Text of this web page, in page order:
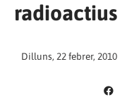
radioactius
Dilluns, 22 febrer, 2010